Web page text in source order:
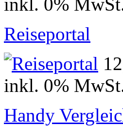
Reiseportal
inkl. 0%
Handy